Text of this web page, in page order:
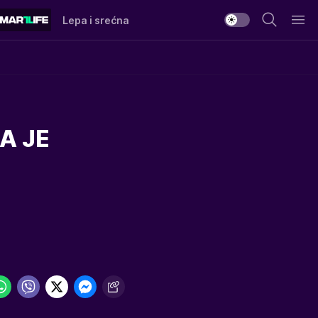
Lepa i srećna
JE